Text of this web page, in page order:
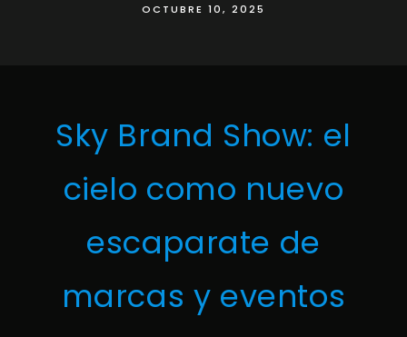
OCTUBRE 10, 2025
Sky Brand Show: el
cielo como nuevo
escaparate de
marcas y eventos